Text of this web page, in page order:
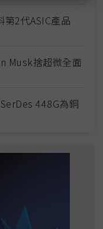
2代ASIC產品
Musk捨超微全面
448G為銅